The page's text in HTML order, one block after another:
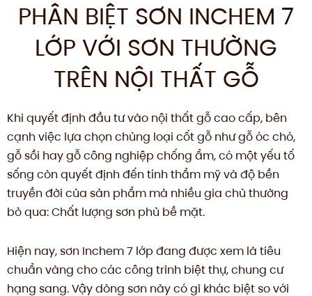
PHÂN BIỆT SƠN INCHEM 7
LỚP VỚI SƠN THƯỜNG
TRÊN NỘI THẤT GỖ
Khi quyết định đầu tư vào nội thất gỗ cao cấp, bên
cạnh việc lựa chọn chủng loại cốt gỗ như gỗ óc chó,
gỗ sồi hay gỗ công nghiệp chống ẩm, có một yếu tố
sống còn quyết định đến tính thẩm mỹ và độ bền
truyền đời của sản phẩm mà nhiều gia chủ thường
bỏ qua: Chất lượng sơn phủ bề mặt.
Hiện nay, sơn Inchem 7 lớp đang được xem là tiêu
chuẩn vàng cho các công trình biệt thự, chung cư
hạng sang. Vậy dòng sơn này có gì khác biệt so với